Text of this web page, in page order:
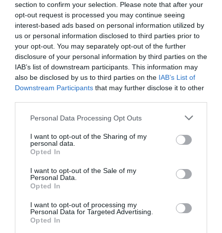
section to confirm your selection. Please note that after your
opt-out request is processed you may continue seeing
interest-based ads based on personal information utilized by
us or personal information disclosed to third parties prior to
your opt-out. You may separately opt-out of the further
disclosure of your personal information by third parties on the
IAB’s list of downstream participants. This information may
also be disclosed by us to third parties on the IAB’s List of
Downstream Participants that may further disclose it to other
Personal Data Processing Opt Outs
I want to opt-out of the Sharing of my
personal data.
Opted In
I want to opt-out of the Sale of my
Personal Data.
Opted In
I want to opt-out of processing my
Personal Data for Targeted Advertising.
Opted In
Marcelo Gullo: “El trabajo de desmitificar la
historia, de poner la verdadera, de
desmontar la falsificación, es un trabajo
cristiano"
por Hispanidad
Artículos anteriores
DIARIO DE LA CORRUPCIÓN SANCHISTA
Diario de la corrupción sanchista. Hazte
Oír se manifiesta delante de La Mareta:
por Redacción
Opinión